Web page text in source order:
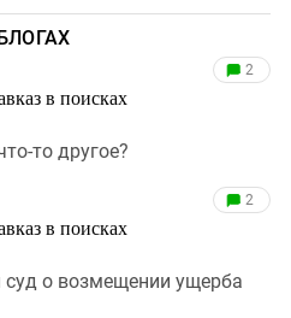
в поисках
2
то другое?
в поисках
2
о возмещении ущерба